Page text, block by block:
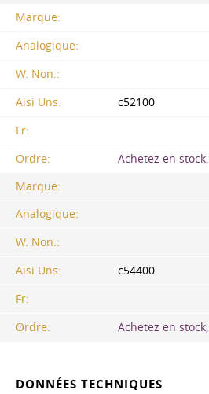
Marque:
Analogique:
W. Non.:
Aisi Uns:
c52100
Fr:
Ordre:
Achetez en
Marque:
Analogique:
W. Non.:
Aisi Uns:
c54400
Fr:
Ordre:
Achetez en
DONNÉES TECHNIQUES